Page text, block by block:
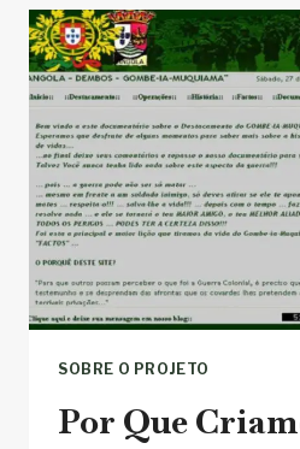
MEMÓRIA
DE
ALBANO
JARDIM
SOBRE O PROJETO
Por Que